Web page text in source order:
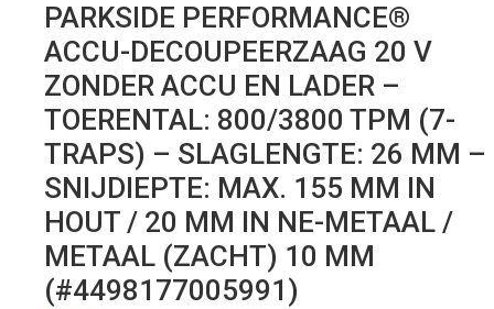
PARKSIDE PERFORMANCE®
ACCU-DECOUPEERZAAG 20 V
ZONDER ACCU EN LADER –
TOERENTAL: 800/3800 TPM (7-
TRAPS) – SLAGLENGTE: 26 MM –
SNIJDIEPTE: MAX. 155 MM IN
HOUT / 20 MM IN NE-METAAL /
METAAL (ZACHT) 10 MM
(#4498177005991)